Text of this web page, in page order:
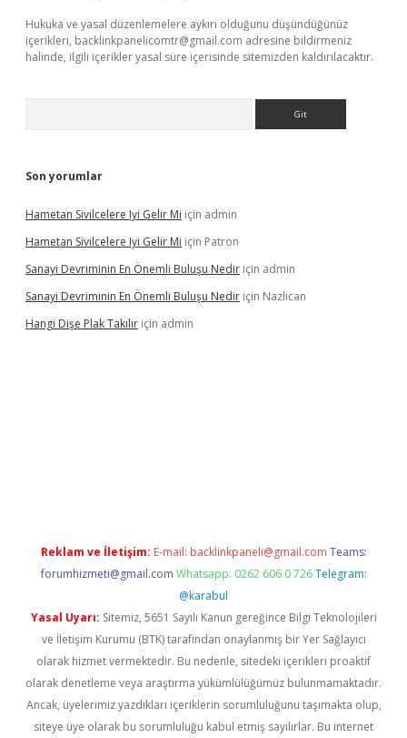
Hukuka ve yasal düzenlemelere aykırı olduğunu düşündüğünüz
içerikleri, backlinkpanelicomtr@gmail.com adresine bildirmeniz
halinde, ilgili içerikler yasal süre içerisinde sitemizden kaldırılacaktır.
Son yorumlar
Hametan Sivilcelere Iyi Gelir Mi için admin
Hametan Sivilcelere Iyi Gelir Mi için Patron
Sanayi Devriminin En Önemli Buluşu Nedir için admin
Sanayi Devriminin En Önemli Buluşu Nedir için Nazlıcan
Hangi Dişe Plak Takılır için admin
Reklam ve İletişim: E-mail: backlinkpaneli@gmail.com Teams:
forumhizmeti@gmail.com Whatsapp: 0262 606 0 726 Telegram:
@karabul
Yasal Uyarı: Sitemiz, 5651 Sayılı Kanun gereğince Bilgi Teknolojileri
ve İletişim Kurumu (BTK) tarafından onaylanmış bir Yer Sağlayıcı
olarak hizmet vermektedir. Bu nedenle, sitedeki içerikleri proaktif
olarak denetleme veya araştırma yükümlülüğümüz bulunmamaktadır.
Ancak, üyelerimiz yazdıkları içeriklerin sorumluluğunu taşımakta olup,
siteye üye olarak bu sorumluluğu kabul etmiş sayılırlar. Bu internet